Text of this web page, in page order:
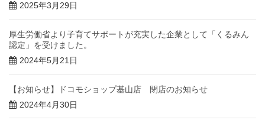
2025年3月29日
厚生労働省より子育てサポートが充実した企業として「くるみん
認定」を受けました。
2024年5月21日
【お知らせ】ドコモショップ基山店 閉店のお知らせ
2024年4月30日